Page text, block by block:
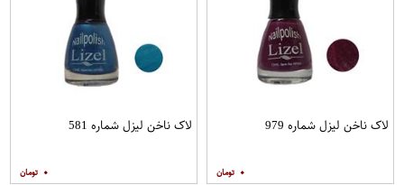
لاک ناخن لیزل شماره 979
۰
لاک ناخن لیزل شماره 581
۰